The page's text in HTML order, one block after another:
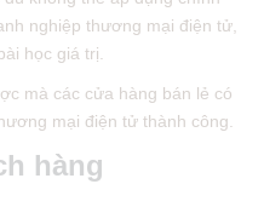
nghiệp thương mại điện tử,
học giá trị.
mà các cửa hàng bán lẻ có
mại điện tử thành công.
hàng